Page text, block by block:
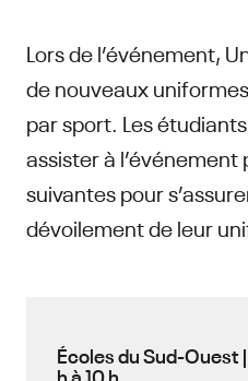
Lors de l’événement,
de nouveaux
par sport. Les
assister à
suivantes pour
dévoilement de leur
Écoles du Sud-Ouest
h à 10 h